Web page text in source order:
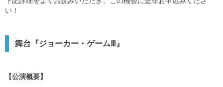
い！
舞台『ジョーカー・ゲームⅢ』
【公演概要】